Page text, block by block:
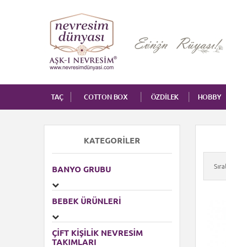
TAÇ COTTON BOX ÖZDİLEK HOBBY
KATEGORILER
BANYO GRUBU
BEBEK ÜRÜNLERI
ÇIFT KIŞILIK NEVRESIM
TAKIMLARI